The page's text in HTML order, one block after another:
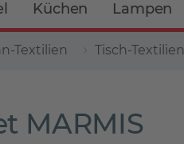
Küchen Lampen
Textilien Tisch-Textilien
MARMIS